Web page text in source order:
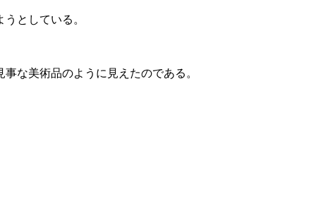
としている。
な美術品のように見えたのである。